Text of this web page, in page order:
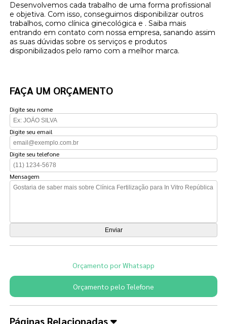
Desenvolvemos cada trabalho de uma forma profissional
e objetiva. Com isso, conseguimos disponibilizar outros
trabalhos, como clínica ginecológica e . Saiba mais
entrando em contato com nossa empresa, sanando assim
as suas dúvidas sobre os serviços e produtos
disponibilizados pelo ramo com a melhor marca.
FAÇA UM ORÇAMENTO
Digite seu nome
Digite seu email
Digite seu telefone
Mensagem
Orçamento por Whatsapp
Orçamento pelo Telefone
Páginas Relacionadas